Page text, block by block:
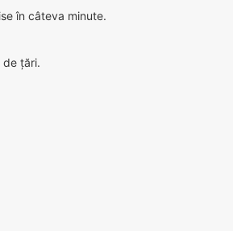
în câteva minute.
de țări.